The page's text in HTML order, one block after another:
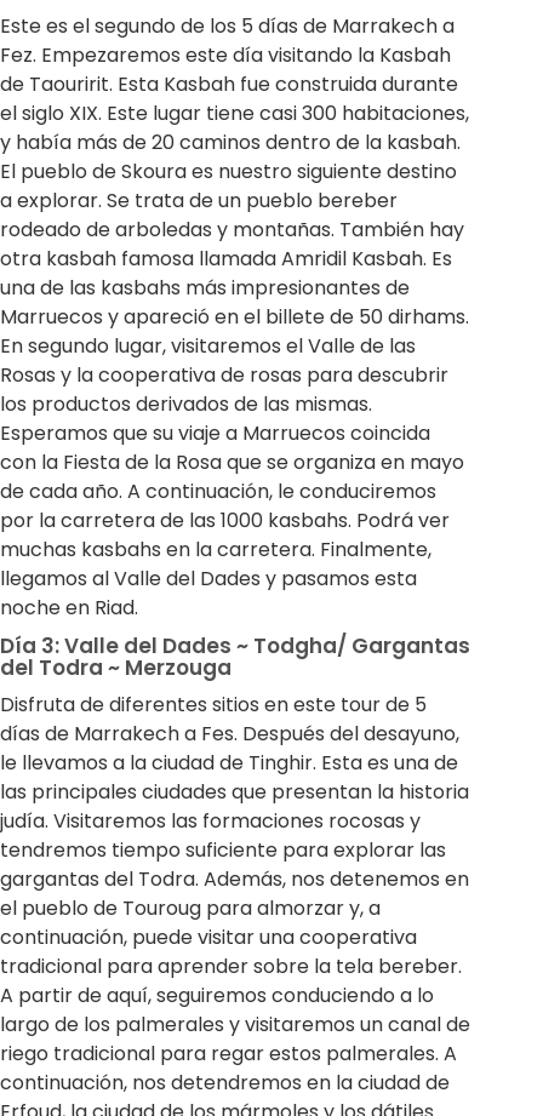
Este es el segundo de los 5 días de Marrakech a
Fez. Empezaremos este día visitando la Kasbah
de Taouririt. Esta Kasbah fue construida durante
el siglo XIX. Este lugar tiene casi 300 habitaciones,
y había más de 20 caminos dentro de la kasbah.
El pueblo de Skoura es nuestro siguiente destino
a explorar. Se trata de un pueblo bereber
rodeado de arboledas y montañas. También hay
otra kasbah famosa llamada Amridil Kasbah. Es
una de las kasbahs más impresionantes de
Marruecos y apareció en el billete de 50 dirhams.
En segundo lugar, visitaremos el Valle de las
Rosas y la cooperativa de rosas para descubrir
los productos derivados de las mismas.
Esperamos que su viaje a Marruecos coincida
con la Fiesta de la Rosa que se organiza en mayo
de cada año. A continuación, le conduciremos
por la carretera de las 1000 kasbahs. Podrá ver
muchas kasbahs en la carretera. Finalmente,
llegamos al Valle del Dades y pasamos esta
noche en Riad.
Día 3: Valle del Dades ~ Todgha/ Gargantas
del Todra ~ Merzouga
Disfruta de diferentes sitios en este tour de 5
días de Marrakech a Fes. Después del desayuno,
le llevamos a la ciudad de Tinghir. Esta es una de
las principales ciudades que presentan la historia
judía. Visitaremos las formaciones rocosas y
tendremos tiempo suficiente para explorar las
gargantas del Todra. Además, nos detenemos en
el pueblo de Touroug para almorzar y, a
continuación, puede visitar una cooperativa
tradicional para aprender sobre la tela bereber.
A partir de aquí, seguiremos conduciendo a lo
largo de los palmerales y visitaremos un canal de
riego tradicional para regar estos palmerales. A
continuación, nos detendremos en la ciudad de